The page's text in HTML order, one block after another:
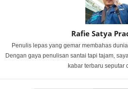
Rafie Satya
Penulis lepas yang gemar membahas
Dengan gaya penulisan santai tapi tajam,
kabar terbaru seputar